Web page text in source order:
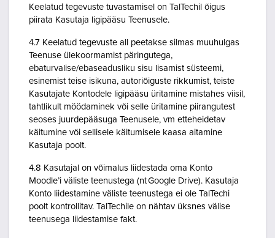
Keelatud tegevuste tuvastamisel on TalTechil õigus
piirata Kasutaja ligipääsu Teenusele.
4.7 Keelatud tegevuste all peetakse silmas muuhulgas
Teenuse ülekoormamist päringutega,
ebaturvalise/ebaseadusliku sisu lisamist süsteemi,
esinemist teise isikuna, autoriõiguste rikkumist, teiste
Kasutajate Kontodele ligipääsu üritamine mistahes viisil,
tahtlikult möödaminek või selle üritamine piirangutest
seoses juurdepääsuga Teenusele, vm etteheidetav
käitumine või sellisele käitumisele kaasa aitamine
Kasutaja poolt.
4.8 Kasutajal on võimalus liidestada oma Konto
Moodle’i väliste teenustega (nt Google Drive). Kasutaja
Konto liidestamine väliste teenustega ei ole TalTechi
poolt kontrollitav. TalTechile on nähtav üksnes välise
teenusega liidestamise fakt.